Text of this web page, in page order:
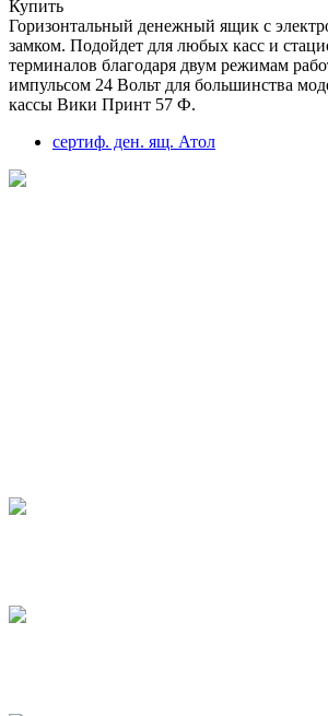
Купить
Горизонтальный денежный ящик с
замком. Подойдет для любых касс и
терминалов благодаря двум режимам
импульсом 24 Вольт для большинства
кассы Вики Принт 57 Ф.
сертиф. ден. ящ. Атол